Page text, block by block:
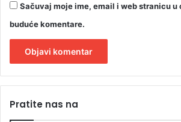
Sačuvaj moje ime, email i web stranicu u
buduće komentare.
tPratite nas na